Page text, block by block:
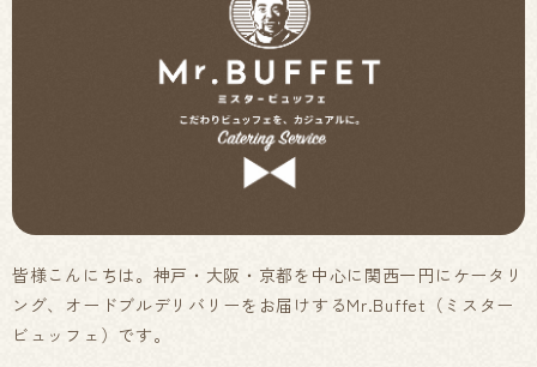
皆様こんにちは。神戸・大阪・京都を中心に関西一円にケータリ
ング、オードブルデリバリーをお届けするMr.Buffet（ミスター
ビュッフェ）です。